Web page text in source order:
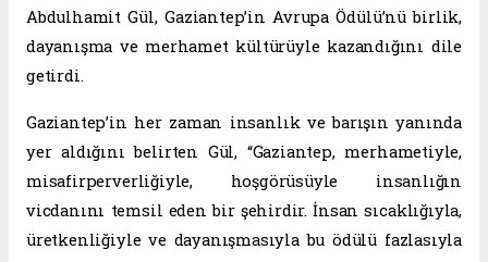
Abdulhamit Gül, Gaziantep’in Avrupa Ödülü’nü birlik,
dayanışma ve merhamet kültürüyle kazandığını dile
getirdi.
Gaziantep’in her zaman insanlık ve barışın yanında
yer aldığını belirten Gül, “Gaziantep, merhametiyle,
misafirperverliğiyle, hoşgörüsüyle insanlığın
vicdanını temsil eden bir şehirdir. İnsan sıcaklığıyla,
üretkenliğiyle ve dayanışmasıyla bu ödülü fazlasıyla